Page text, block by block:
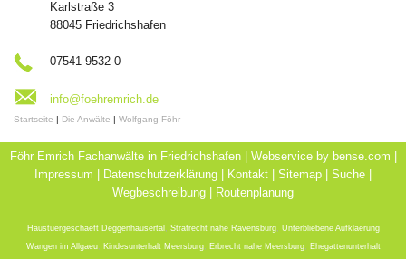
Karlstraße 3
88045 Friedrichshafen
07541-9532-0
info@foehremrich.de
Startseite | Die Anwälte | Wolfgang Föhr
Föhr Emrich Fachanwälte in Friedrichshafen | Webservice by bense.com
Impressum
Datenschutzerklärung Kontakt Sitemap Suche
Wegbeschreibung
Routenplanung
Haustuergeschaeft Deggenhausertal Strafrecht nahe Ravensburg, Unterbliebene Aufklaerung
Wangen im Allgaeu, Kindesunterhalt Meersburg, Erbrecht nahe Meersburg, Ehegattenunterhalt